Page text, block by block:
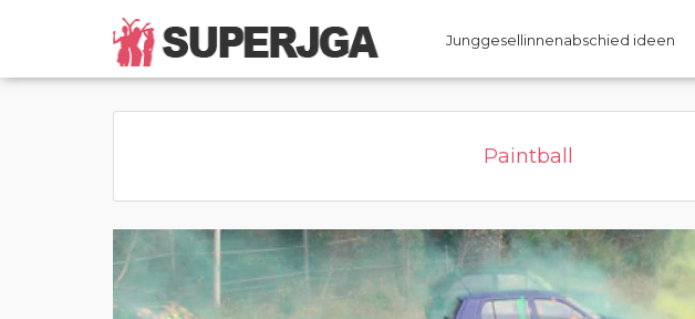
Junggesellinnenabschied ideen
Home
Paintball